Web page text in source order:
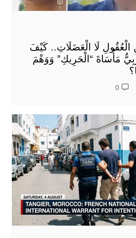
الْعُقُولِ لَا الْعَضَلَاتِ.. كَيْفَ
مَأْسَاةَ “الْحَرِيكِ” وَوَهْمَ
0